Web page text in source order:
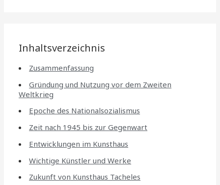
Inhaltsverzeichnis
Zusammenfassung
Gründung und Nutzung vor dem Zweiten
Weltkrieg
Epoche des Nationalsozialismus
Zeit nach 1945 bis zur Gegenwart
Entwicklungen im Kunsthaus
Wichtige Künstler und Werke
Zukunft von Kunsthaus Tacheles